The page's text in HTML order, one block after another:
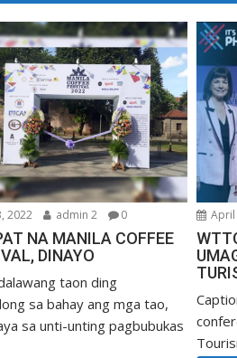
2022 admin 2 0
NA MANILA COFFEE
DINAYO
taon ding
sa bahay ang mga tao,
sa unti-unting pagbubukas
April